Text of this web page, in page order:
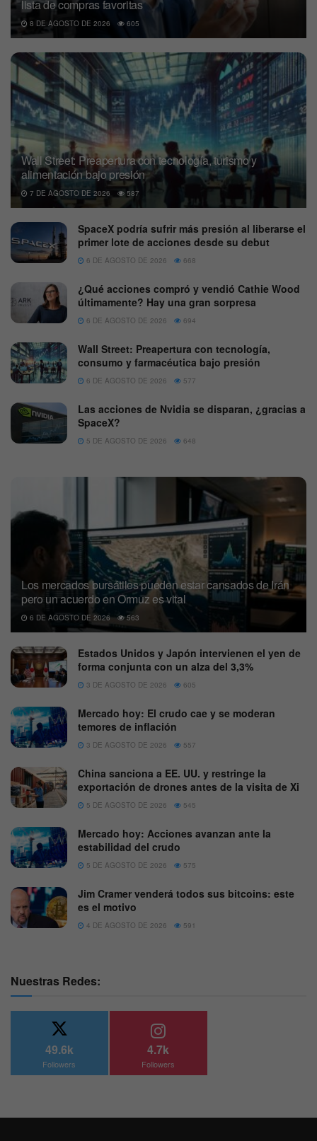
lista de compras favoritas
8 DE AGOSTO DE 2026 605
Wall Street: Preapertura con tecnología, turismo y
alimentación bajo presión
7 DE AGOSTO DE 2026 587
SpaceX podría sufrir más presión al liberarse el
primer lote de acciones desde su debut
6 DE AGOSTO DE 2026 668
¿Qué acciones compró y vendió Cathie Wood
últimamente? Hay una gran sorpresa
6 DE AGOSTO DE 2026 694
Wall Street: Preapertura con tecnología,
consumo y farmacéutica bajo presión
6 DE AGOSTO DE 2026 577
Las acciones de Nvidia se disparan, ¿gracias a
SpaceX?
5 DE AGOSTO DE 2026 648
Los mercados bursátiles pueden estar cansados de Irán
pero un acuerdo en Ormuz es vital
6 DE AGOSTO DE 2026 563
Estados Unidos y Japón intervienen el yen de
forma conjunta con un alza del 3,3%
3 DE AGOSTO DE 2026 605
Mercado hoy: El crudo cae y se moderan
temores de inflación
3 DE AGOSTO DE 2026 557
China sanciona a EE. UU. y restringe la
exportación de drones antes de la visita de Xi
5 DE AGOSTO DE 2026 545
Mercado hoy: Acciones avanzan ante la
estabilidad del crudo
5 DE AGOSTO DE 2026 575
Jim Cramer venderá todos sus bitcoins: este
es el motivo
4 DE AGOSTO DE 2026 591
Nuestras Redes:
49.6k
Followers
4.7k
Followers